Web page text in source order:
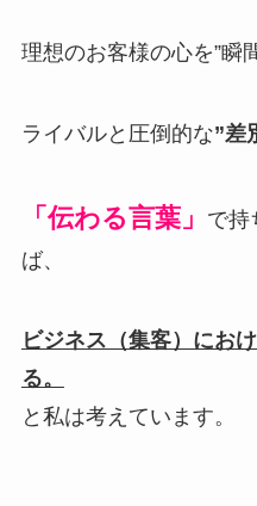
理想のお客様の心を”瞬
ライバルと圧倒的な”差
「伝わる言葉」
で持
ば、
ビジネス（集客）にお
る。
と私は考えています。